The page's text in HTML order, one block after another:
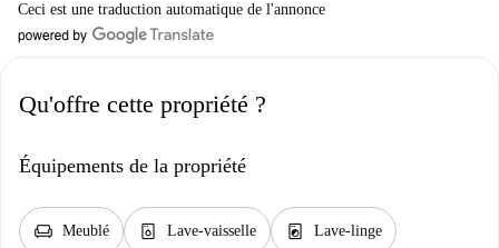
Ceci est une traduction automatique de l'annonce
Qu'offre cette propriété ?
Équipements de la propriété
chair Meublé dishwasher_gen Lave-vaisselle local_laundry_service Lave-linge